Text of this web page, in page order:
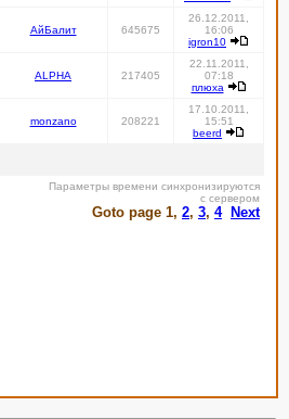
АйБалит 645675
26.12.2011,
16:06
igron10
ALPHA 217405
22.11.2011,
07:18
плюха
monzano 208221
17.10.2011,
15:51
beerd
Параметры времени синхронизируются
с сервером
Goto page 1, 2, 3, 4 Next